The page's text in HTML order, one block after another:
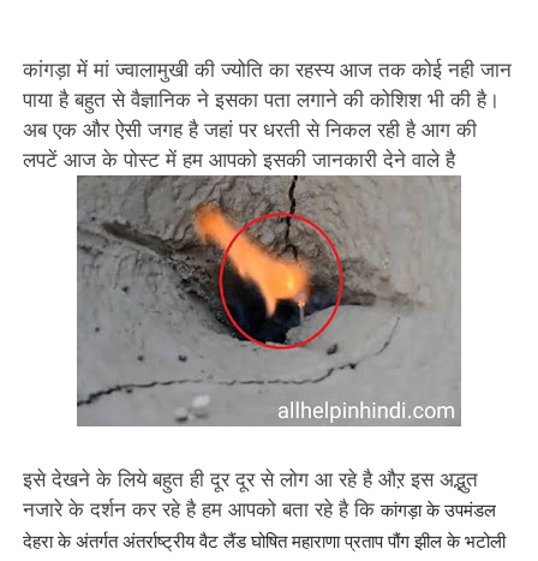
कांगड़ा में मां ज्वालामुखी की ज्योति का रहस्य आज तक कोई नही जान
पाया है बहुत से वैज्ञानिक ने इसका पता लगाने की कोशिश भी की है।
अब एक और ऐसी जगह है जहां पर धरती से निकल रही है आग की
लपटें आज के पोस्ट में हम आपको इसकी जानकारी देने वाले है
इसे देखने के लिये बहुत ही दूर दूर से लोग आ रहे है औऱ इस अद्भुत
नजारे के दर्शन कर रहे है हम आपको बता रहे है किकांगड़ा के उपमंडल
देहरा के अंतर्गत अंतर्राष्ट्रीय वैट लैंड घोषित महाराणा प्रताप पौंग झील के भटोली